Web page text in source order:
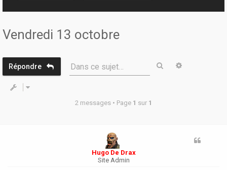
Vendredi 13 octobre
Répondre Dans ce sujet… Rechercher
2 messages • Page 1 sur 1
Hugo De Drax
Site Admin